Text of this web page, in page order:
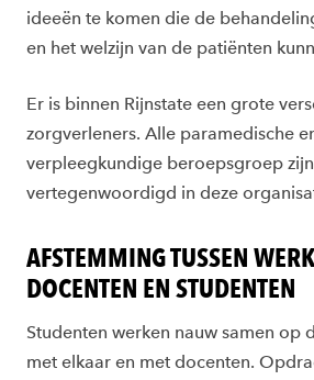
ideeën te komen die de
en het welzijn van de patiënten
Er is binnen Rijnstate een grote
zorgverleners. Alle paramedische
verpleegkundige beroepsgroep zijn
vertegenwoordigd in deze
AFSTEMMING TUSSEN
DOCENTEN EN STUDENTEN
Studenten werken nauw samen op
met elkaar en met docenten.